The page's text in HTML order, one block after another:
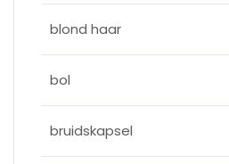
blond haar
bol
bruidskapsel